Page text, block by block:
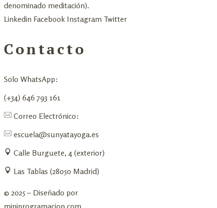
denominado meditación).
Linkedin Facebook Instagram Twitter
Contacto
Solo WhatsApp:
(+34) 646 793 161
Correo Electrónico:
escuela@sunyatayoga.es
Calle Burguete, 4 (exterior)
Las Tablas (28050 Madrid)
© 2025 – Diseñado por